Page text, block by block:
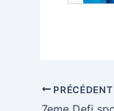
PRÉCÉDENT